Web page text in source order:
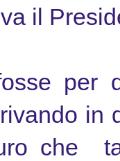
il
per
in
che